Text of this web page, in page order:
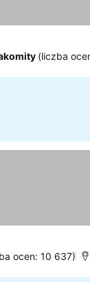
(liczba
ocen: 10 637)